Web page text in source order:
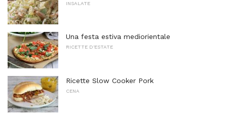
INSALATE
Una festa estiva mediorientale
RICETTE D'ESTATE
Ricette Slow Cooker Pork
CENA